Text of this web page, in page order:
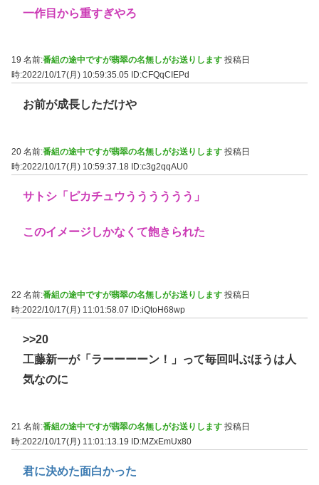
一作目から重すぎやろ
19 名前:番組の途中ですが翡翠の名無しがお送りします 投稿日
時:2022/10/17(月) 10:59:35.05
ID:CFQqCIEPd
お前が成長しただけや
20 名前:番組の途中ですが翡翠の名無しがお送りします 投稿日
時:2022/10/17(月) 10:59:37.18 ID:c3g2qqAU0
サトシ「ピカチュウうううううう」
このイメージしかなくて飽きられた
22 名前:番組の途中ですが翡翠の名無しがお送りします 投稿日
時:2022/10/17(月) 11:01:58.07
ID:iQtoH68wp
>>20
工藤新一が「ラーーーーン！」って毎回叫ぶほうは人
気なのに
21 名前:番組の途中ですが翡翠の名無しがお送りします 投稿日
時:2022/10/17(月) 11:01:13.19
ID:MZxEmUx80
君に決めた面白かった